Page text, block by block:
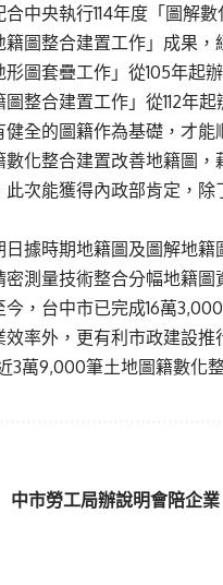
中央執行114年度「圖解
圖整合建置工作」成果
圖套疊工作」從105年起
整合建置工作」從112年
全的圖籍作為基礎，才
化整合建置改善地籍圖
次能獲得內政部肯定，
據時期地籍圖及圖解地
測量技術整合分幅地籍
，台中市已完成16萬
率外，更有利市政建設
3萬9,000筆土地圖籍數化
市勞工局辦說明會陪企業